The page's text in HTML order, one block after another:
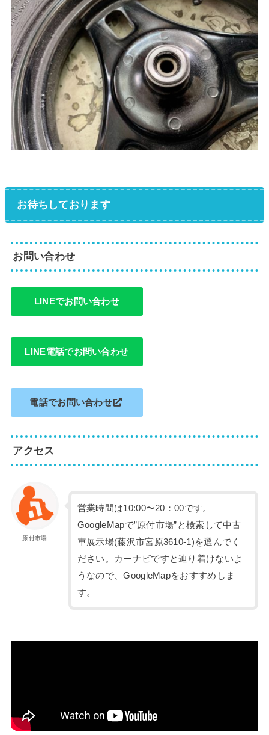
お待ちしております
お問い合わせ
LINEでお問い合わせ
LINE電話でお問い合わせ
電話でお問い合わせ
アクセス
原付市場
営業時間は10:00〜20：00です。
GoogleMapで”原付市場”と検索して中古
車展示場(藤沢市宮原3610-1)を選んでく
ださい。カーナビですと辿り着けないよ
うなので、GoogleMapをおすすめしま
す。